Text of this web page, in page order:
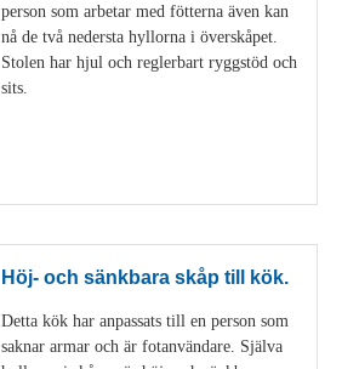
person som arbetar med fötterna även kan
nå de två nedersta hyllorna i överskåpet.
Stolen har hjul och reglerbart ryggstöd och
sits.
Höj- och sänkbara skåp till kök.
Detta kök har anpassats till en person som
saknar armar och är fotanvändare. Själva